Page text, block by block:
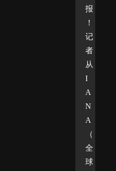
报
！
记
者
从
I
A
N
A
（
全
球